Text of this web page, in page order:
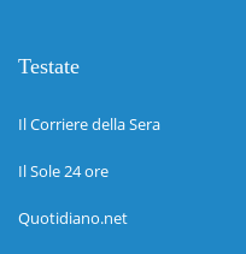
Testate
Il Corriere della Sera
Il Sole 24 ore
Quotidiano.net